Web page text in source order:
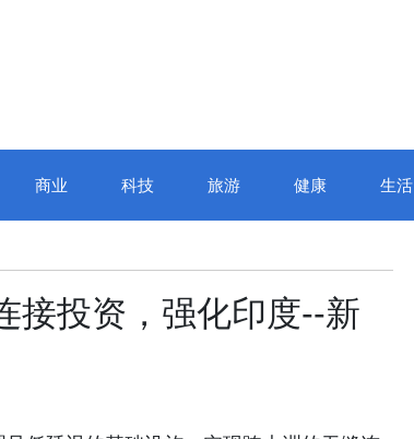
商业 科技 旅游 健康 生活
接投资，强化印度--新